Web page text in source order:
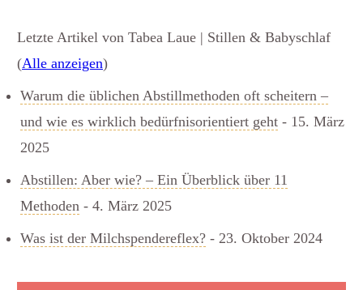
Letzte Artikel von Tabea Laue | Stillen & Babyschlaf
(Alle anzeigen)
Warum die üblichen Abstillmethoden oft scheitern –
und wie es wirklich bedürfnisorientiert geht - 15. März
2025
Abstillen: Aber wie? – Ein Überblick über 11
Methoden - 4. März 2025
Was ist der Milchspendereflex? - 23. Oktober 2024